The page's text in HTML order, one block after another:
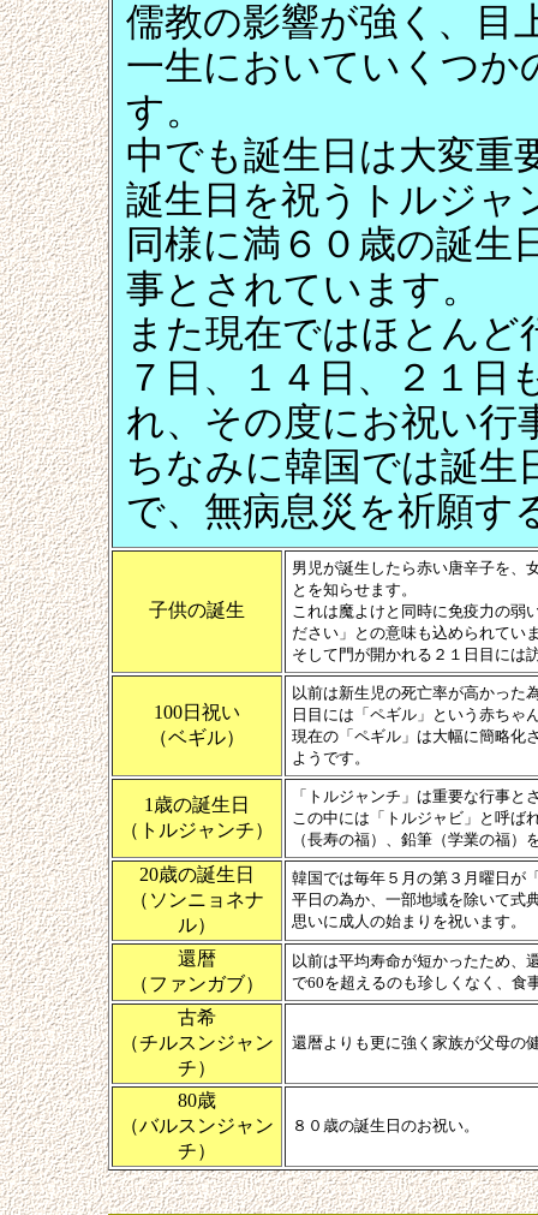
儒教の影響が強く、目
一生においていくつか
す。
中でも誕生日は大変重
誕生日を祝うトルジャ
同様に満６０歳の誕生
事とされています。
また現在ではほとん
７日、１４日、２１日
れ、その度にお祝い行
ちなみに韓国では誕生
で、無病息災を祈願す
子供の誕生
男児が誕生したら赤い唐辛子を、
とを知らせます。
これは魔よけと同時に免疫力の弱
ださい」との意味も込められてい
そして門が開かれる２１日目には
100日祝い
（ベギル）
以前は新生児の死亡率が高かった
日目には「ペギル」という赤ちゃ
現在の「ペギル」は大幅に簡略化
ようです。
1歳の誕生日
（トルジャンチ）
「トルジャンチ」は重要な行事
この中には「トルジャビ」と呼ば
（長寿の福）、鉛筆（学業の福
20歳の誕生日
（ソンニョネナ
ル）
韓国では毎年５月の第３月曜日が
平日の為か、一部地域を除いて式
思いに成人の始まりを祝います。
還暦
（ファンガブ）
以前は平均寿命が短かったため、
で60を超えるのも珍しくなく、食
古希
（チルスンジャン
チ）
還暦よりも更に強く家族が父母の
80歳
（バルスンジャン
チ）
８０歳の誕生日のお祝い。